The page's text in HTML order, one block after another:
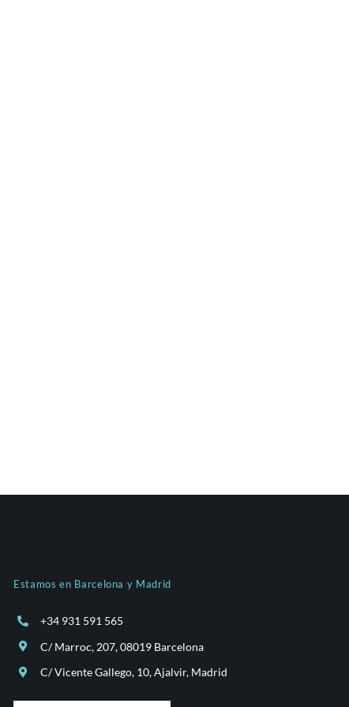
Estamos en Barcelona y Madrid
+34 931 591 565
C/ Marroc, 207, 08019 Barcelona
C/ Vicente Gallego, 10, Ajalvir, Madrid